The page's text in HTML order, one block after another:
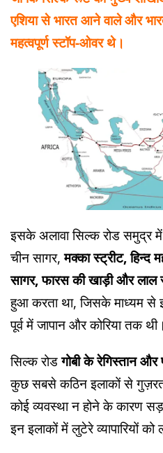
एशिया से भारत आने वाले और
महत्वपूर्ण स्टॉप-ओवर थे।
इसके अलावा सिल्क रोड समुद्र में
चीन सागर,मक्का स्ट्रीट, हिन्द
सागर, फारस की खाड़ी और लाल
हुआ करता था, जिसके माध्यम से
पूर्व में जापान और कोरिया तक थी।
सिल्क रोडगोबी के रेगिस्तान और
कुछ सबसे कठिन इलाकों से
कोई व्यवस्था न होने के कारण
इन इलाकों में लुटेरे व्यापारियों